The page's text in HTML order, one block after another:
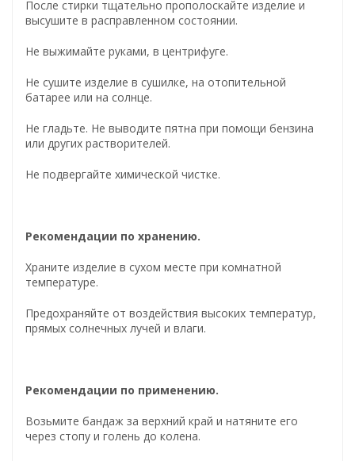
После стирки тщательно прополоскайте изделие и
высушите в расправленном состоянии.
Не выжимайте руками, в центрифуге.
Не сушите изделие в сушилке, на отопительной
батарее или на солнце.
Не гладьте. Не выводите пятна при помощи бензина
или других растворителей.
Не подвергайте химической чистке.
Рекомендации по хранению.
Храните изделие в сухом месте при комнатной
температуре.
Предохраняйте от воздействия высоких температур,
прямых солнечных лучей и влаги.
Рекомендации по применению.
Возьмите бандаж за верхний край и натяните его
через стопу и голень до колена.